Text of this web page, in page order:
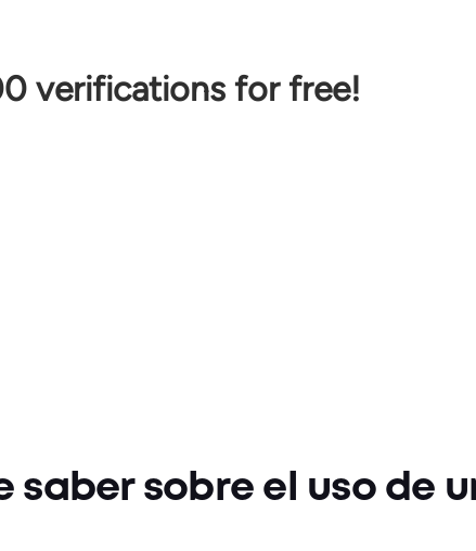
verifications for free!
saber sobre el uso de